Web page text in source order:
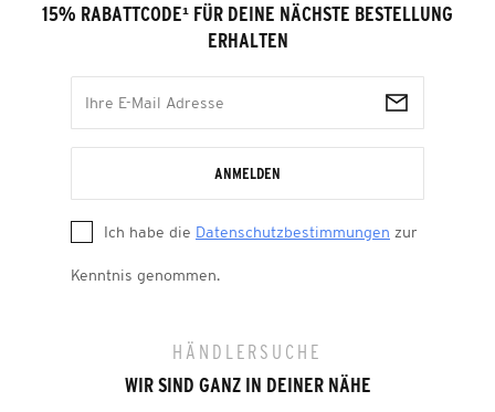
15% RABATTCODE¹ FÜR DEINE NÄCHSTE BESTELLUNG
ERHALTEN
ANMELDEN
Ich habe die Datenschutzbestimmungen zur
Kenntnis genommen.
HÄNDLERSUCHE
WIR SIND GANZ IN DEINER NÄHE